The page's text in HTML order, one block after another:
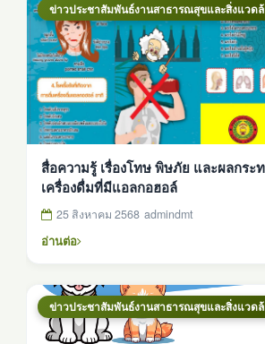
ข่าวประชาสัมพันธ์งานสาธารณสุขและสิ่งแวด
สื่อความรู้ เรื่องโทษ พิษภัย และผลกระ
เครื่องดื่มที่มีแอลกอฮอล์
25 สิงหาคม 2568 admindmt
อ่านต่อ
ข่าวประชาสัมพันธ์งานสาธารณสุขและสิ่งแวด